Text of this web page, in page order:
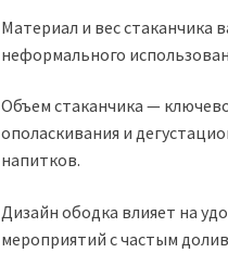
Материал и вес стаканчика
неформального
Объем стаканчика —
ополаскивания и
напитков.
Дизайн ободка влияет на
мероприятий с частым